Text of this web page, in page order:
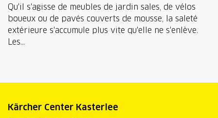
Qu'il s'agisse de meubles de jardin sales, de vélos
boueux ou de pavés couverts de mousse, la saleté
extérieure s'accumule plus vite qu'elle ne s'enlève.
Les...
Kärcher Center Kasterlee